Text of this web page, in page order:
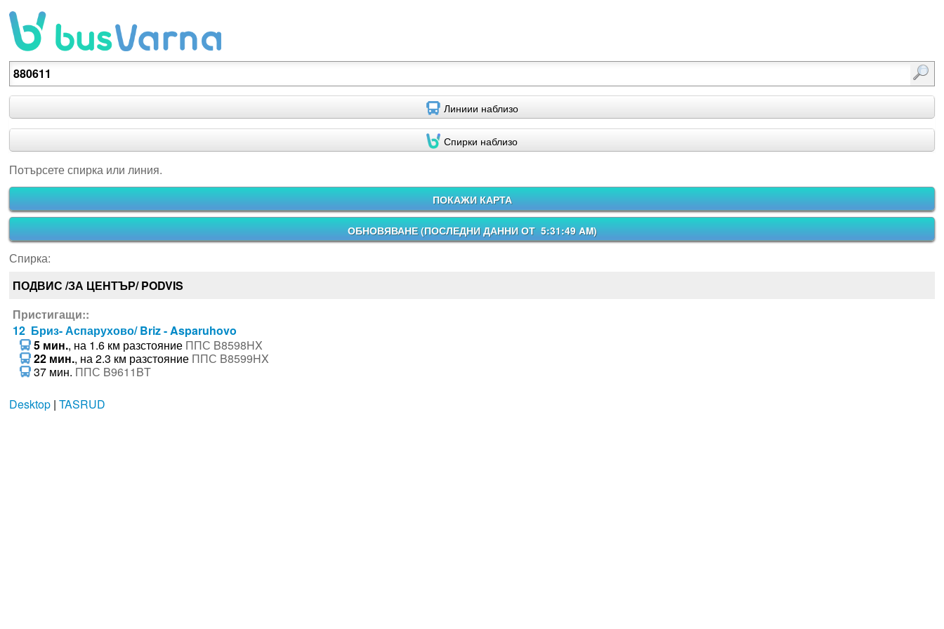
Потърсете спирка или линия.
Линиии наблизо
Спирки наблизо
Потърсете спирка или линия.
ПОКАЖИ КАРТА
ОБНОВЯВАНЕ (ПОСЛЕДНИ ДАННИ ОТ 5:31:49 AM)
Спирка:
ПОДВИС /ЗА ЦЕНТЪР/ PODVIS
Пристигащи::
12 Бриз- Аспарухово/ Briz - Asparuhovo
5 мин., на 1.6 км разстояние ППС B8598HX
22 мин., на 2.3 км разстояние ППС B8599HX
37 мин. ППС B9611BT
Desktop| TASRUD